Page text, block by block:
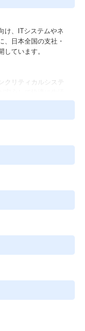
け、ITシステムやネ
、日本全国の支社・
ています。
クリティカルシステ
。
向けにITソリュー
上げなどに貢献して
客さまとの共創を通
を超えてつなぎ、バ
す。
機器や運用管理の
ーズが多様化する
ークの強みをサービ
治体などの市場に
ブリックセーフテ
ナンス）、サービ
海洋システムなどを
用し、安全・安心で